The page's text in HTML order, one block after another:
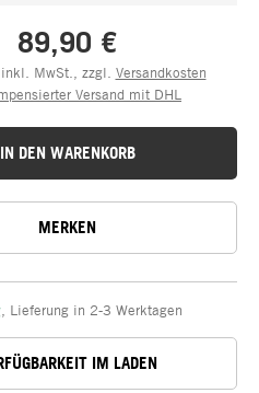
89,90 €
MwSt., zzgl. Versandkosten
Versand mit DHL
IN DEN WARENKORB
MERKEN
, Lieferung in 2-3 Werktagen
IM LADEN